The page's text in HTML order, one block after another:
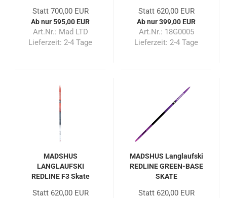
Statt 700,00 EUR
Ab nur 595,00 EUR
Art.Nr.: Mad LTD
Lieferzeit: 2-4 Tage
Statt 620,00 EUR
Ab nur 399,00 EUR
Art.Nr.: 18G0005
Lieferzeit: 2-4 Tage
MADSHUS
LANGLAUFSKI
REDLINE F3 Skate
Statt 620,00 EUR
MADSHUS Langlaufski
REDLINE GREEN-BASE
SKATE
Statt 620,00 EUR